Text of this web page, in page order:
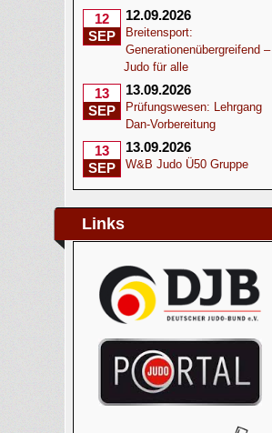
12
SEP
12.09.2026
Breitensport:
Generationenübergreifend –
Judo für alle
13
SEP
13.09.2026
Prüfungswesen: Lehrgang
Dan-Vorbereitung
13
SEP
13.09.2026
W&B Judo Ü50 Gruppe
Links